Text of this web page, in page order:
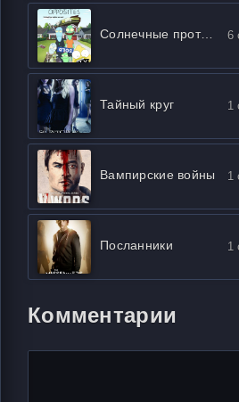
Солнечные противоположности 6
Тайный круг 1
Вампирские войны 1
Посланники 1
Комментарии